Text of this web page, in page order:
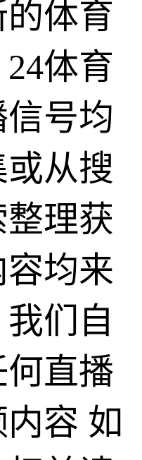
体育
体育
号均
从搜
理获
均来
们自
直播
容 如